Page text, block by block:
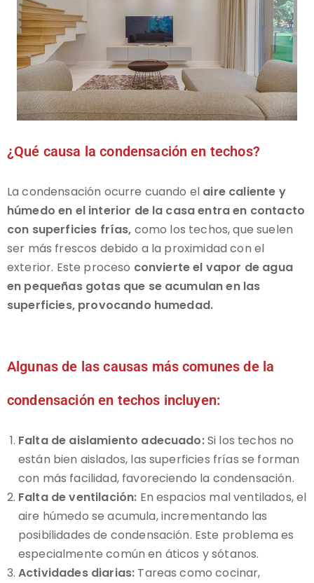
¿Qué causa la condensación en techos?
La condensación ocurre cuando el aire caliente y
húmedo en el interior de la casa entra en contacto
con superficies frías, como los techos, que suelen
ser más frescos debido a la proximidad con el
exterior. Este proceso convierte el vapor de agua
en pequeñas gotas que se acumulan en las
superficies, provocando humedad.
Algunas de las causas más comunes de la
condensación en techos incluyen:
Falta de aislamiento adecuado:Si los techos no
están bien aislados, las superficies frías se forman
con más facilidad, favoreciendo la condensación.
Falta de ventilación: En espacios mal ventilados, el
aire húmedo se acumula, incrementando las
posibilidades de condensación. Este problema es
especialmente común en áticos y sótanos.
Actividades diarias: Tareas como cocinar,